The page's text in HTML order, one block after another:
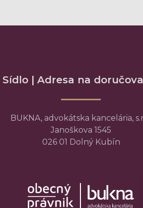
Sídlo | Adresa na
BUKNA, advokátska kancelária,
Janoškova 1545
026 01 Dolný Kubín